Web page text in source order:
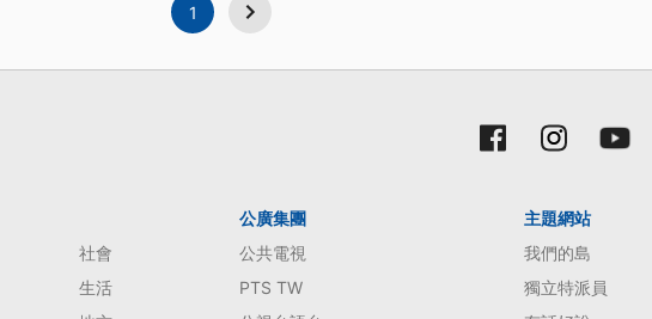
1
社會
生活
公廣集團
公共電視
PTS TW
主題網站
我們的島
獨立特派員